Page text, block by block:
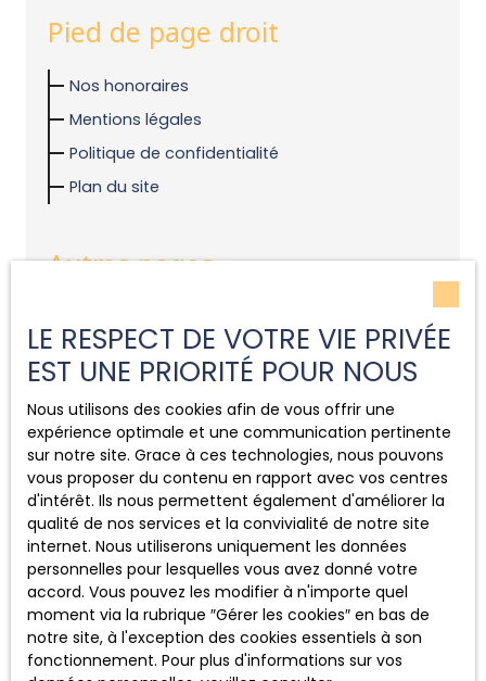
Pied de page droit
Nos honoraires
Mentions légales
Politique de confidentialité
Plan du site
Autres pages
Pourquoi acheter une maison sur l’Estuaire de la
Gironde séduit de plus en plus d’acquéreurs en
quête de qualité de vie
Blog
L'immobilier à Saint-Fort-sur-Gironde
Investir dans l’immobilier locatif à Saint-Fort-
sur-Gironde et ses environs : est-ce une bonne
idée ?
Les démarches administratives pour acheter
une maison à Saint-Fort-sur-Gironde
Le marché immobilier à Mortagne-sur-Gironde
LE RESPECT DE VOTRE VIE PRIVÉE
EST UNE PRIORITÉ POUR NOUS
Nous utilisons des cookies afin de vous offrir une
expérience optimale et une communication pertinente
sur notre site. Grace à ces technologies, nous pouvons
vous proposer du contenu en rapport avec vos centres
d'intérêt. Ils nous permettent également d'améliorer la
qualité de nos services et la convivialité de notre site
internet. Nous utiliserons uniquement les données
personnelles pour lesquelles vous avez donné votre
accord. Vous pouvez les modifier à n'importe quel
moment via la rubrique ″Gérer les cookies″ en bas de
notre site, à l'exception des cookies essentiels à son
fonctionnement. Pour plus d'informations sur vos